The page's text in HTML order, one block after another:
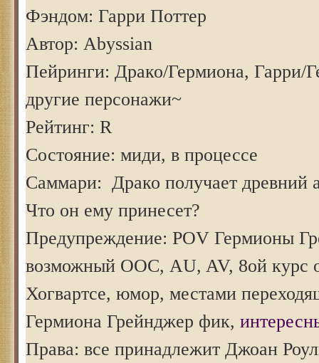
Фэндом: Гарри Поттер
Автор: Abyssian
Пейринги: Драко/Гермиона, Гарри/
другие персонажи~
Рейтинг: R
Состояние: миди, в процессе
Саммари: Драко получает древний
Что он ему принесет?
Предупреждение: POV Гермионы
возможный ООС, AU, AV, 8ой курс
Хогвартсе, юмор, местами
Гермиона Грейнджер фик,
Права: все принадлежит Джоан